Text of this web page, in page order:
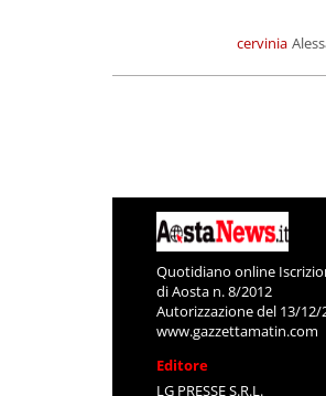
cervinia
Quotidiano online
di Aosta n. 8/2012
Autorizzazione del 13/12/
www.gazzettamatin.com
Editore
LG PRESSE S.R.L.